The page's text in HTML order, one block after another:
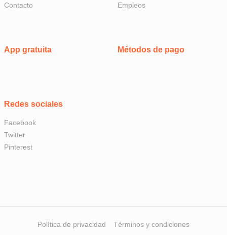
Contacto
Empleos
App gratuita
Redes sociales
Facebook
Twitter
Pinterest
Métodos de pago
Política de privacidad Términos y condiciones